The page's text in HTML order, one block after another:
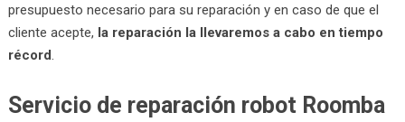
presupuesto necesario para su reparación y en caso de que el
cliente acepte, la reparación la llevaremos a cabo en tiempo
récord
Servicio de reparación robot Roomba